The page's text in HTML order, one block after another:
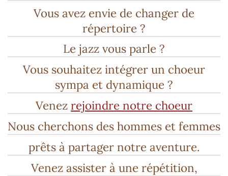
Vous avez envie de changer de
répertoire ?
Le jazz vous parle ?
Vous souhaitez intégrer un choeur
sympa et dynamique ?
Venez rejoindre notre choeur
Nous cherchons des hommes et femmes
prêts à partager notre aventure.
Venez assister à une répétition,